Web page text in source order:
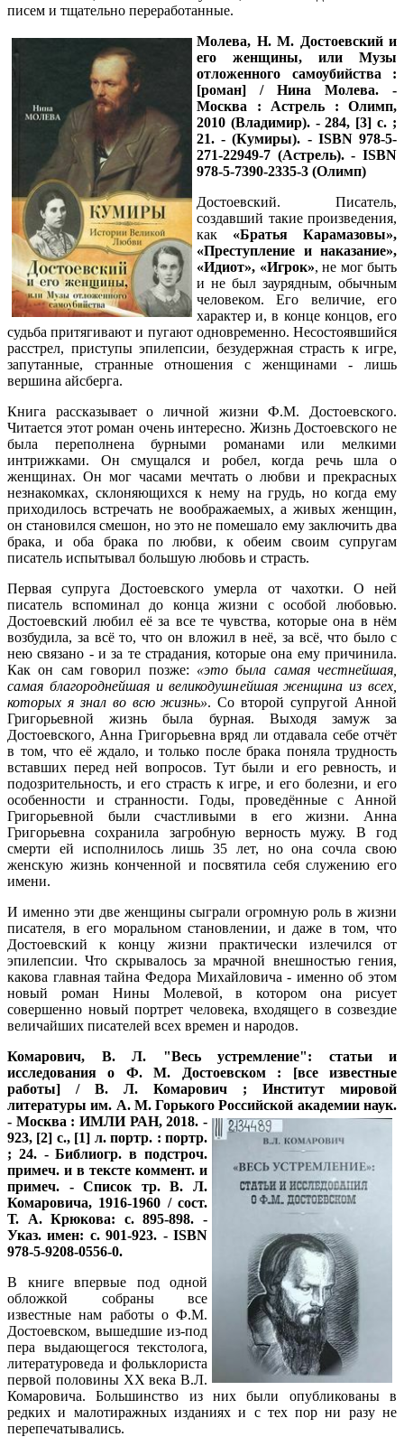
писем и тщательно переработанные.
Молева, Н. М. Достоевский и
его женщины, или Музы
отложенного самоубийства :
[роман] / Нина Молева. -
Москва : Астрель : Олимп,
2010 (Владимир). - 284, [3] с. ;
21. - (Кумиры). - ISBN 978-5-
271-22949-7 (Астрель). - ISBN
978-5-7390-2335-3 (Олимп)
Достоевский. Писатель,
создавший такие произведения,
как «Братья Карамазовы»,
«Преступление и наказание»,
«Идиот», «Игрок», не мог быть
и не был заурядным, обычным
человеком. Его величие, его
характер и, в конце концов, его
судьба притягивают и пугают одновременно. Несостоявшийся
расстрел, приступы эпилепсии, безудержная страсть к игре,
запутанные, странные отношения с женщинами - лишь
вершина айсберга.
Книга рассказывает о личной жизни Ф.М. Достоевского.
Читается этот роман очень интересно. Жизнь Достоевского не
была переполнена бурными романами или мелкими
интрижками. Он смущался и робел, когда речь шла о
женщинах. Он мог часами мечтать о любви и прекрасных
незнакомках, склоняющихся к нему на грудь, но когда ему
приходилось встречать не воображаемых, а живых женщин,
он становился смешон, но это не помешало ему заключить два
брака, и оба брака по любви, к обеим своим супругам
писатель испытывал большую любовь и страсть.
Первая супруга Достоевского умерла от чахотки. О ней
писатель вспоминал до конца жизни с особой любовью.
Достоевский любил её за все те чувства, которые она в нём
возбудила, за всё то, что он вложил в неё, за всё, что было с
нею связано - и за те страдания, которые она ему причинила.
Как он сам говорил позже: «это была самая честнейшая,
самая благороднейшая и великодушнейшая женщина из всех,
которых я знал во всю жизнь». Со второй супругой Анной
Григорьевной жизнь была бурная. Выходя замуж за
Достоевского, Анна Григорьевна вряд ли отдавала себе отчёт
в том, что её ждало, и только после брака поняла трудность
вставших перед ней вопросов. Тут были и его ревность, и
подозрительность, и его страсть к игре, и его болезни, и его
особенности и странности. Годы, проведённые с Анной
Григорьевной были счастливыми в его жизни. Анна
Григорьевна сохранила загробную верность мужу. В год
смерти ей исполнилось лишь 35 лет, но она сочла свою
женскую жизнь конченной и посвятила себя служению его
имени.
И именно эти две женщины сыграли огромную роль в жизни
писателя, в его моральном становлении, и даже в том, что
Достоевский к концу жизни практически излечился от
эпилепсии. Что скрывалось за мрачной внешностью гения,
какова главная тайна Федора Михайловича - именно об этом
новый роман Нины Молевой, в котором она рисует
совершенно новый портрет человека, входящего в созвездие
величайших писателей всех времен и народов.
Комарович, В. Л. "Весь устремление": статьи и
исследования о Ф. М. Достоевском : [все известные
работы] / В. Л. Комарович ; Институт мировой
литературы им. А. М. Горького Российской академии наук.
- Москва : ИМЛИ РАН, 2018. -
923, [2] с., [1] л. портр. : портр.
; 24. - Библиогр. в подстроч.
примеч. и в тексте коммент. и
примеч. - Список тр. В. Л.
Комаровича, 1916-1960 / сост.
Т. А. Крюкова: с. 895-898. -
Указ. имен: с. 901-923. - ISBN
978-5-9208-0556-0.
В книге впервые под одной
обложкой собраны все
известные нам работы о Ф.М.
Достоевском, вышедшие из-под
пера выдающегося текстолога,
литературоведа и фольклориста
первой половины XX века В.Л.
Комаровича. Большинство из них были опубликованы в
редких и малотиражных изданиях и с тех пор ни разу не
перепечатывались.